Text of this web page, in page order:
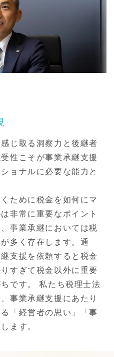
じ取る洞察力と後継者
性こそが事業承継支援
ョナルに必要な能力と
ために税金を如何にマ
非常に重要なポイント
事業承継においては税
多く存在します。通
支援を依頼すると税金
すぎて税金以外に重要
です。 私たち税理士法
事業承継支援にあたり
「経営者の思い」「事
ます。